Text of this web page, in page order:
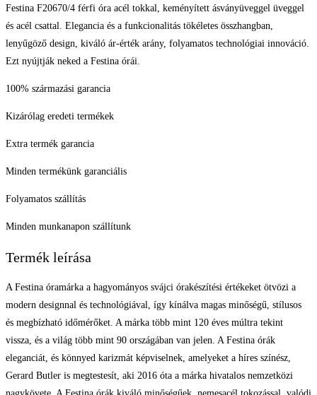
Festina F20670/4 férfi óra acél tokkal, keményített ásványüveggel üveggel
és acél csattal. Elegancia és a funkcionalitás tökéletes összhangban,
lenyűgöző design, kiváló ár-érték arány, folyamatos technológiai innováció.
Ezt nyújtják neked a Festina órái.
100% származási garancia
Kizárólag eredeti termékek
Extra termék garancia
Minden termékünk garanciális
Folyamatos szállítás
Minden munkanapon szállítunk
Termék leírása
A Festina óramárka a hagyományos svájci órakészítési értékeket ötvözi a
modern designnal és technológiával, így kínálva magas minőségű, stílusos
és megbízható időmérőket. A márka több mint 120 éves múltra tekint
vissza, és a világ több mint 90 országában van jelen. A Festina órák
eleganciát, és könnyed karizmát képviselnek, amelyeket a híres színész,
Gerard Butler is megtestesít, aki 2016 óta a márka hivatalos nemzetközi